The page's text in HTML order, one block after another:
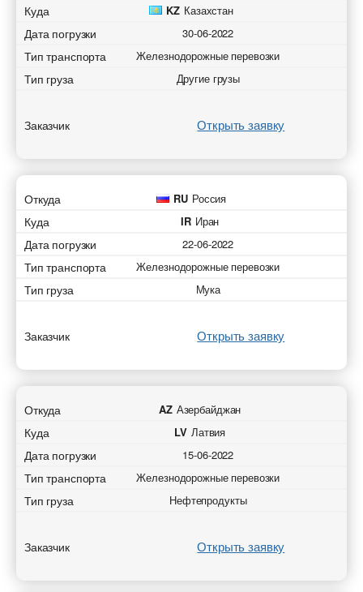
Куда KZ Казахстан
Дата погрузки 30-06-2022
Тип транспорта Железнодорожные перевозки
Тип груза Другие грузы
Заказчик Открыть заявку
Откуда RU Россия
Куда IR Иран
Дата погрузки 22-06-2022
Тип транспорта Железнодорожные перевозки
Тип груза Мука
Заказчик Открыть заявку
Откуда AZ Азербайджан
Куда LV Латвия
Дата погрузки 15-06-2022
Тип транспорта Железнодорожные перевозки
Тип груза Нефтепродукты
Заказчик Открыть заявку